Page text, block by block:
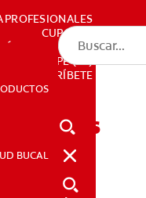
PRODUCTOS
PROFESIONALES
CUPONES
DÓNDE COMPRAR
PE (ES)
SUSCRÍBETE
BUCAL
De Los